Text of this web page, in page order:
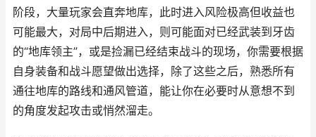
阶段，大量玩家会直奔地库，此时进入风险极高但收益也
可能最大，对局中后期进入，则可能面对已经武装到牙齿
的“地库领主”，或是捡漏已经结束战斗的现场，你需要根据
自身装备和战斗愿望做出选择，除了这些之后，熟悉所有
通往地库的路线和通风管道，能让你在必要时从意想不到
的角度发起攻击或悄然溜走。